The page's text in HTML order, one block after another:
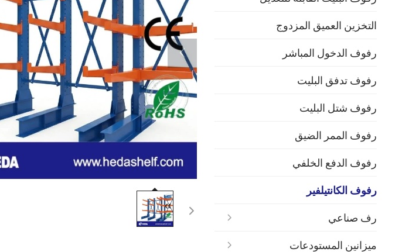
التخزين العميق المزدوج
رفوف الدخول المباشر
رفوف تدفق البليت
رفوف شتل البليت
رفوف الممر الضيق
رفوف الدفع الخلفي
رفوف الكانتيلفير
رف صناعي
ميزانين المستودعات